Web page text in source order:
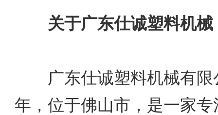
关于广东仕诚塑料机械
广东仕诚塑料机械有限
年，位于佛山市，是一家